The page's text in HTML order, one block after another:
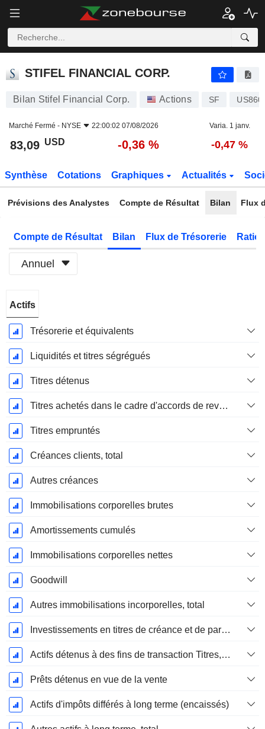
STIFEL FINANCIAL CORP.
STIFEL FINANCIAL CORP.
Bilan Stifel Financial Corp. Actions SF
Marché Fermé - NYSE 22:00:02 07/08/2026 Varia. 1 janv.
83,09 USD -0,36 % -0,47 %
Synthèse Cotations Graphiques Actualités
Prévisions des Analystes Compte de Résultat Bilan Flux
Compte de Résultat Bilan Flux de Trésorerie
Annuel
Fiscale:
Décembre
Actifs
Trésorerie et équivalents
Liquidités et titres ségrégués
Titres détenus
Titres achetés dans le cadre d'accords de revente
Titres empruntés
Créances clients, total
Autres créances
Immobilisations corporelles brutes
Amortissements cumulés
Immobilisations corporelles nettes
Goodwill
Autres immobilisations incorporelles, total
Investissements en titres de créance et de participation
Actifs détenus à des fins de transaction Titres, totalActifs détenus à des fins de transactions (Trading), Total.
Prêts détenus en vue de la vente
Actifs d'impôts différés à long terme (encaissés)